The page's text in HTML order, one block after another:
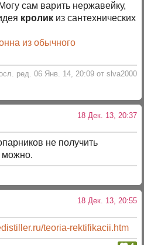
сам варить нержавейку,
кролик из сантехнических
ред. 06 Янв. 14, 20:09 от slva2000
18 Дек. 13, 20:37
не получить
можно.
18 Дек. 13, 20:55
teoria-rektifikacii.htm